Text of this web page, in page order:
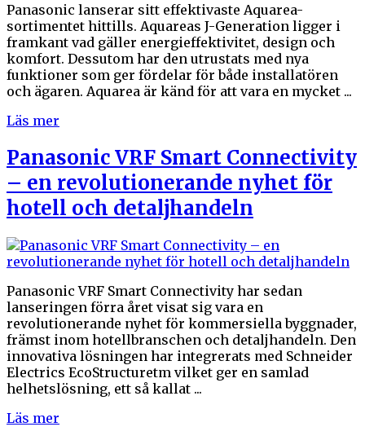
Panasonic lanserar sitt effektivaste Aquarea-
sortimentet hittills. Aquareas J-Generation ligger i
framkant vad gäller energieffektivitet, design och
komfort. Dessutom har den utrustats med nya
funktioner som ger fördelar för både installatören
och ägaren. Aquarea är känd för att vara en mycket ...
Läs mer
Panasonic VRF Smart Connectivity
– en revolutionerande nyhet för
hotell och detaljhandeln
Panasonic VRF Smart Connectivity har sedan
lanseringen förra året visat sig vara en
revolutionerande nyhet för kommersiella byggnader,
främst inom hotellbranschen och detaljhandeln. Den
innovativa lösningen har integrerats med Schneider
Electrics EcoStructuretm vilket ger en samlad
helhetslösning, ett så kallat ...
Läs mer